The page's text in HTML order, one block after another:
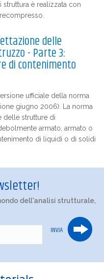
è realizzata con
delle
- Parte 3:
di contenimento
ufficiale della norma
giugno 2006). La norma
delle strutture di
armato, armato o
di liquidi o di solidi
dell'analisi strutturale,